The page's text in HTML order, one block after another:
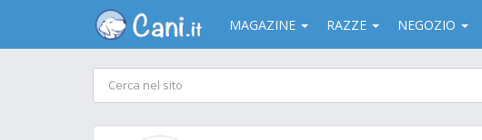
MAGAZINE RAZZE NEGOZIO